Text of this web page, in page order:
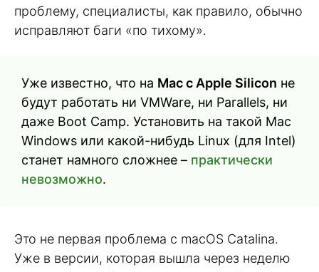
проблему, специалисты, как правило, обычно
исправляют баги «по тихому».
Уже известно, что на Mac с Apple Silicon не
будут работать ни VMWare, ни Parallels, ни
даже Boot Camp. Установить на такой Mac
Windows или какой-нибудь Linux (для Intel)
станет намного сложнее – практически
невозможно.
Это не первая проблема с macOS Catalina.
Уже в версии, которая вышла через неделю